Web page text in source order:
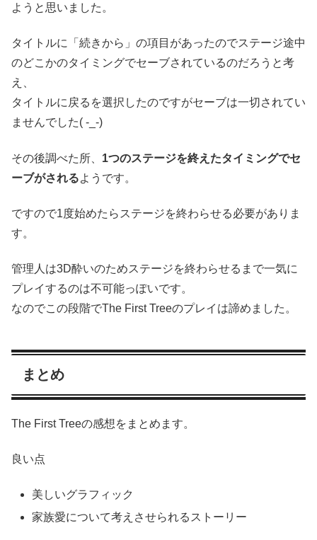
ようと思いました。
タイトルに「続きから」の項目があったのでステージ途中
のどこかのタイミングでセーブされているのだろうと考
え、
タイトルに戻るを選択したのですがセーブは一切されてい
ませんでした( -_-)
その後調べた所、 1つのステージを終えたタイミングでセ
ーブがされるようです。
ですので1度始めたらステージを終わらせる必要がありま
す。
管理人は3D酔いのためステージを終わらせるまで一気に
プレイするのは不可能っぽいです。
なのでこの段階でThe First Treeのプレイは諦めました。
まとめ
The First Treeの感想をまとめます。
良い点
美しいグラフィック
家族愛について考えさせられるストーリー